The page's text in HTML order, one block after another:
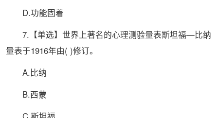
D.功能固着
7.【单选】世界上著名的心理测验量表斯坦福—比纳
量表于1916年由( )修订。
A.比纳
B.西蒙